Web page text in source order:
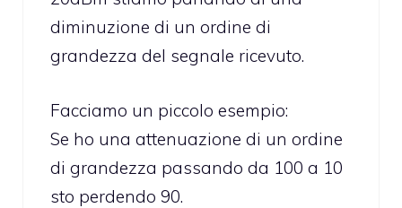
diminuzione di un ordine di
grandezza del segnale ricevuto.
Facciamo un piccolo esempio:
Se ho una attenuazione di un ordine
di grandezza passando da 100 a 10
sto perdendo 90.